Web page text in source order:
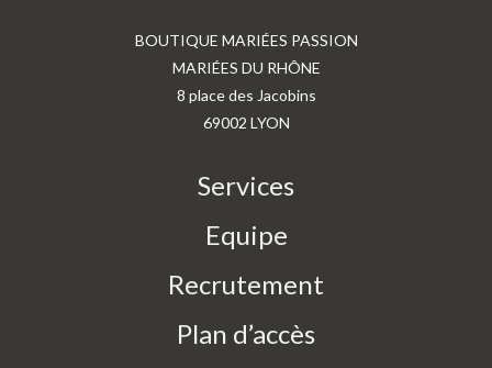
BOUTIQUE MARIÉES PASSION
MARIÉES DU RHÔNE
8 place des Jacobins
69002 LYON
Services
Equipe
Recrutement
Plan d’accès